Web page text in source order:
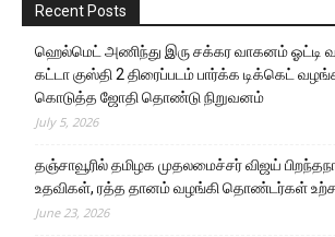
Recent Posts
ஹெல்மெட் அணிந்து இரு சக்கர வாகனம் ஓட்டி
கட்டா குஸ்தி 2 திரைப்படம் பார்க்க டிக்கெட்
கொடுத்த ஜோதி தொண்டு நிறுவனம்
July 5, 2026
தஞ்சாவூரில் தமிழக முதலமைச்சர் விஜய்
உதவிகள், ரத்த தானம் வழங்கி தொண்டர்கள்
June 23, 2026